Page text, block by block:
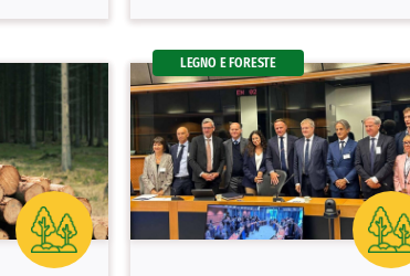
LEGNO E FORESTE